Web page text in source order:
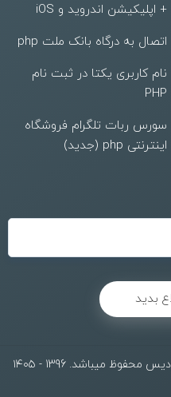
+ اپلیکیشن اندروید و iOS
اتصال به درگاه بانک ملت php
نام کاربری یکتا در ثبت نام
PHP
سورس ربات تلگرام فروشگاه
اینترنتی php (جدید)
بدید
میباشد. 1396 - ۱۴۰۵